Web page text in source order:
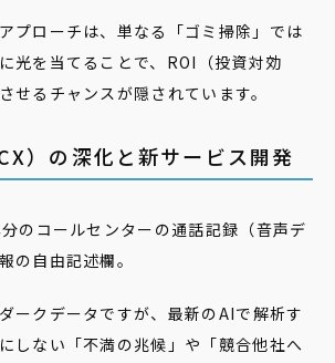
プローチは、単なる「ゴミ掃除」では
光を当てることで、ROI（投資対効
せるチャンスが隠されています。
）の深化と新サービス開発
のコールセンターの通話記録（音声デ
の自由記述欄。
ークデータですが、最新のAIで解析す
しない「不満の兆候」や「競合他社へ